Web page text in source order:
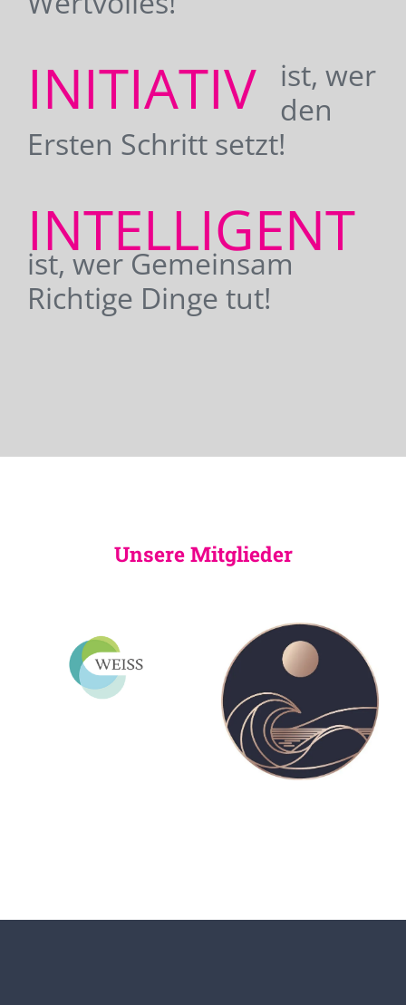
INITIATIV
ist, wer
den
Ersten Schritt setzt!
INTELLIGENT
ist, wer Gemeinsam
Richtige Dinge tut!
Unsere Mitglieder